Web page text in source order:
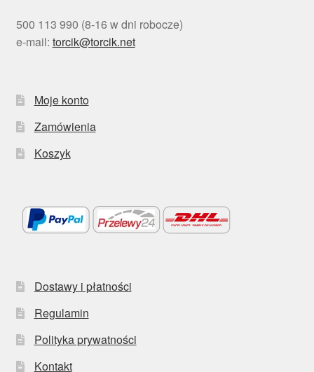
500 113 990 (8-16 w dni robocze)
e-mail: torcik@torcik.net
Moje konto
Zamówienia
Koszyk
Dostawy i płatności
Regulamin
Polityka prywatności
Kontakt